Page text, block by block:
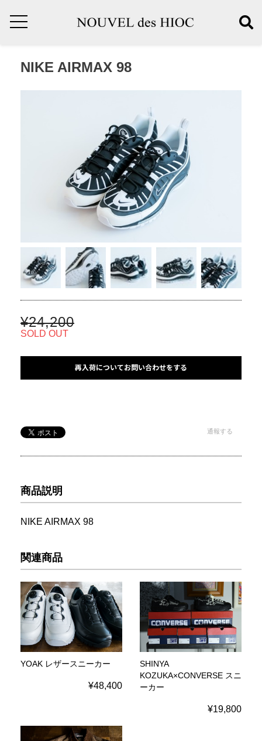
NIKE AIRMAX 98
¥24,200
SOLD OUT
再入荷についてお問い合わせをする
通報する
商品説明
NIKE AIRMAX 98
関連商品
YOAK レザースニーカー
¥48,400
SHINYA
KOZUKA×CONVERSE スニ
ーカー
¥19,800